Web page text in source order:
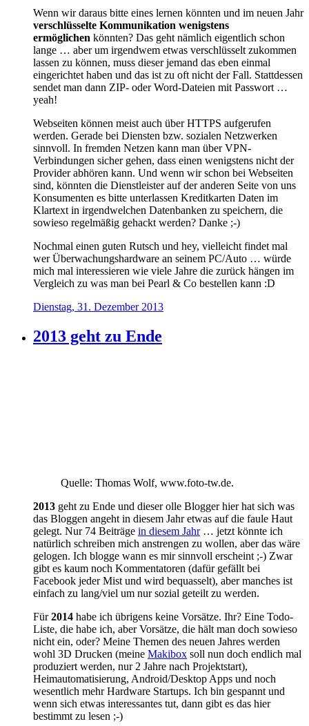
Wenn wir daraus bitte eines lernen könnten und im neuen Jahr
verschlüsselte Kommunikation wenigstens
ermöglichen könnten? Das geht nämlich eigentlich schon
lange … aber um irgendwem etwas verschlüsselt zukommen
lassen zu können, muss dieser jemand das eben einmal
eingerichtet haben und das ist zu oft nicht der Fall. Stattdessen
sendet man dann ZIP- oder Word-Dateien mit Passwort …
yeah!
Webseiten können meist auch über HTTPS aufgerufen
werden. Gerade bei Diensten bzw. sozialen Netzwerken
sinnvoll. In fremden Netzen kann man über VPN-
Verbindungen sicher gehen, dass einen wenigstens nicht der
Provider abhören kann. Und wenn wir schon bei Webseiten
sind, könnten die Dienstleister auf der anderen Seite von uns
Konsumenten es bitte unterlassen Kreditkarten Daten im
Klartext in irgendwelchen Datenbanken zu speichern, die
sowieso regelmäßig gehackt werden? Danke ;-)
Nochmal einen guten Rutsch und hey, vielleicht findet mal
wer Überwachungshardware an seinem PC/Auto … würde
mich mal interessieren wie viele Jahre die zurück hängen im
Vergleich zu was man bei Pearl & Co bestellen kann :D
Dienstag, 31. Dezember 2013
2013 geht zu Ende
Quelle: Thomas Wolf, www.foto-tw.de.
2013 geht zu Ende und dieser olle Blogger hier hat sich was
das Bloggen angeht in diesem Jahr etwas auf die faule Haut
gelegt. Nur 74 Beiträge in diesem Jahr… jetzt könnte ich
natürlich schreiben mich anstrengen zu wollen, aber das wäre
gelogen. Ich blogge wann es mir sinnvoll erscheint ;-) Zwar
gibt es kaum noch Kommentatoren (dafür gefällt bei
Facebook jeder Mist und wird bequasselt), aber manches ist
einfach zu lang/viel um nur sozial geteilt zu werden.
Für2014 habe ich übrigens keine Vorsätze. Ihr? Eine Todo-
Liste, die habe ich, aber Vorsätze, die hält man doch sowieso
nicht ein, oder? Meine Themen des neuen Jahres werden
wohl 3D Drucken (meine Makibox soll nun doch endlich mal
produziert werden, nur 2 Jahre nach Projektstart),
Heimautomatisierung, Android/Desktop Apps und noch
wesentlich mehr Hardware Startups. Ich bin gespannt und
wenn sich etwas interessantes tut, dann gibt es das hier
bestimmt zu lesen ;-)